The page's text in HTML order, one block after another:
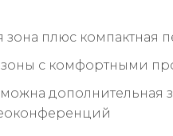
зона плюс компактная
зоны с комфортными
дополнительная